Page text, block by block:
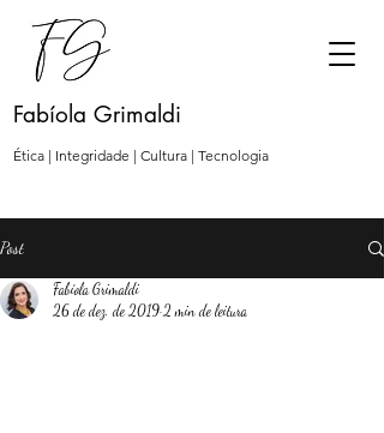
Fabíola Grimaldi
Ética | Integridade | Cultura | Tecnologia
Post
Fabíola Grimaldi
26 de dez. de 2019 2 min de leitura